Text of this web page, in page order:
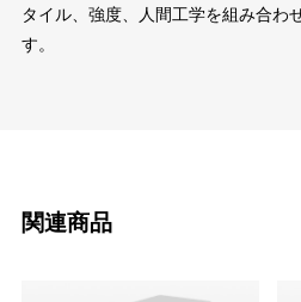
タイル、強度、人間工学を組み合わ
す。
関連商品